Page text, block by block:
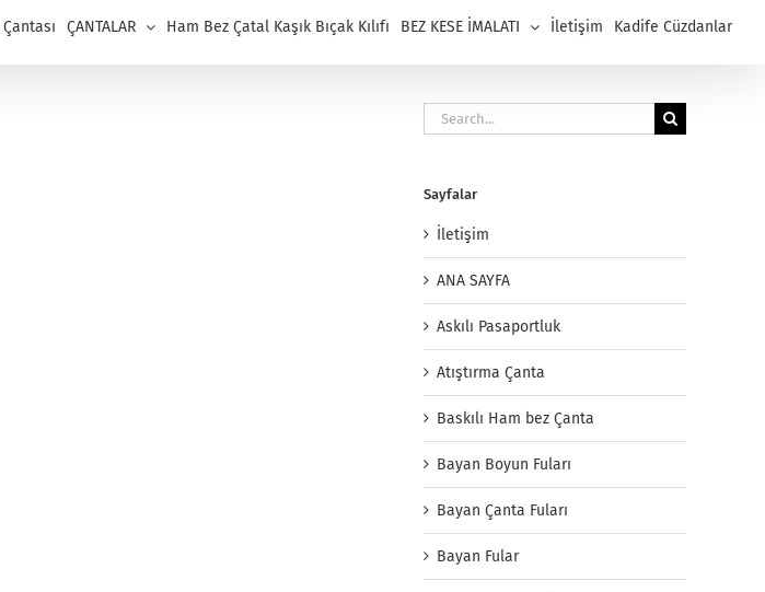
ÇANTALAR Ham Bez Çatal Kaşık Bıçak Kılıfı BEZ KESE İMALATI İletişim Kadife Cüzdanlar
Search
for:
Sayfalar
İletişim
ANA SAYFA
Askılı Pasaportluk
Atıştırma Çanta
Baskılı Ham bez Çanta
Bayan Boyun Fuları
Bayan Çanta Fuları
Bayan Fular